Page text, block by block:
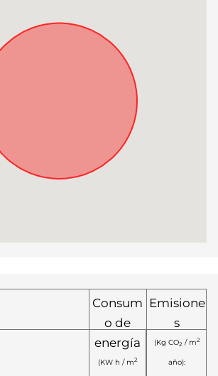
Consum
o de
energía
(KW h / m2
Emisione
s
(Kg CO2 / m2
año):